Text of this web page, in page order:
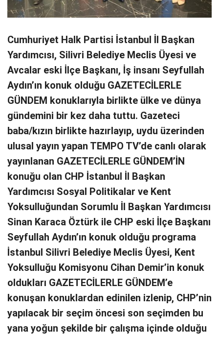
Cumhuriyet Halk Partisi İstanbul İl Başkan
Yardımcısı, Silivri Belediye Meclis Üyesi ve
Avcalar eski İlçe Başkanı, İş insanı Seyfullah
Aydın’ın konuk olduğu GAZETECİLERLE
GÜNDEM konuklarıyla birlikte ülke ve dünya
gündemini bir kez daha tuttu. Gazeteci
baba/kızın birlikte hazırlayıp, uydu üzerinden
ulusal yayın yapan TEMPO TV’de canlı olarak
yayınlanan GAZETECİLERLE GÜNDEM’İN
konuğu olan CHP İstanbul İl Başkan
Yardımcısı Sosyal Politikalar ve Kent
Yoksulluğundan Sorumlu İl Başkan Yardımcısı
Sinan Karaca Öztürk ile CHP eski İlçe Başkanı
Seyfullah Aydın’ın konuk olduğu programa
İstanbul Silivri Belediye Meclis Üyesi, Kent
Yoksulluğu Komisyonu Cihan Demir’in konuk
oldukları GAZETECİLERLE GÜNDEM’e
konuşan konuklardan edinilen izlenip, CHP’nin
yapılacak bir seçim öncesi son seçimden bu
yana yoğun şekilde bir çalışma içinde olduğu